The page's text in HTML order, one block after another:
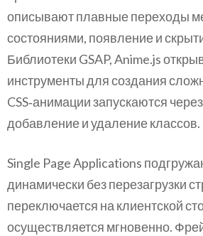
описывают плавные переходы
состояниями, появление и
Библиотеки GSAP, Anime.js
инструменты для создания
CSS‑анимации запускаются
добавление и удаление классов.
Single Page Applications
динамически без перезагрузки
переключается на клиентской
осуществляется мгновенно.